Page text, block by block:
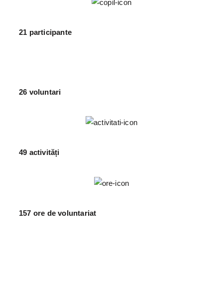
21 participante
26 voluntari
49 activități
157 ore de voluntariat